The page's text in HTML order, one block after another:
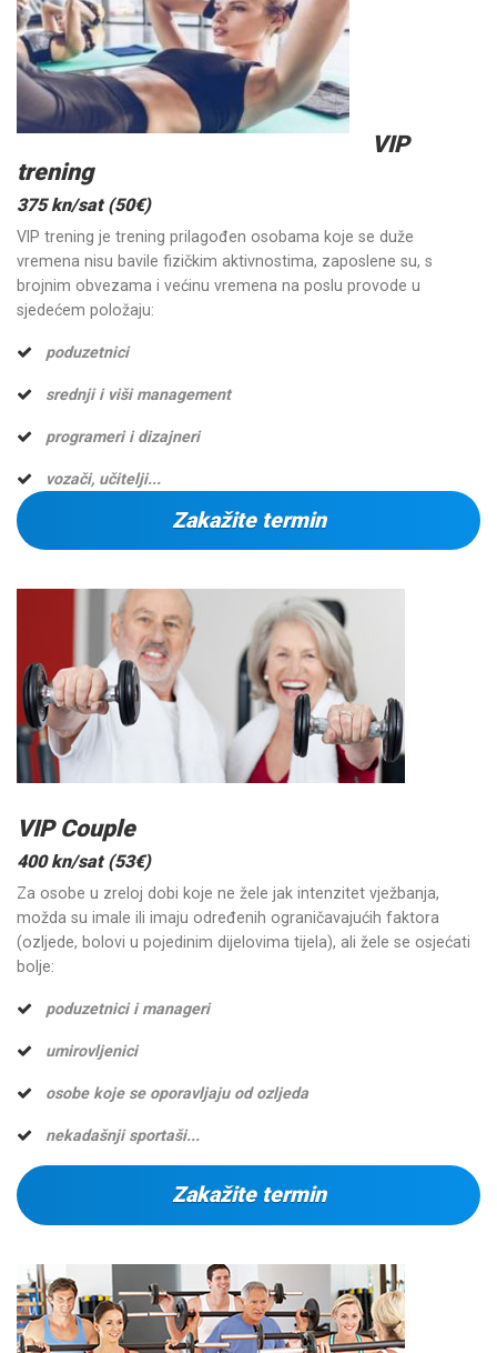
VIP
trening
375 kn/sat (50€)
VIP trening je trening prilagođen osobama koje se duže
vremena nisu bavile fizičkim aktivnostima, zaposlene su, s
brojnim obvezama i većinu vremena na poslu provode u
sjedećem položaju:
poduzetnici
srednji i viši management
programeri i dizajneri
vozači, učitelji...
Zakažite termin
VIP Couple
400 kn/sat (53€)
Za osobe u zreloj dobi koje ne žele jak intenzitet vježbanja,
možda su imale ili imaju određenih ograničavajućih faktora
(ozljede, bolovi u pojedinim dijelovima tijela), ali žele se osjećati
bolje:
poduzetnici i manageri
umirovljenici
osobe koje se oporavljaju od ozljeda
nekadašnji sportaši...
Zakažite termin